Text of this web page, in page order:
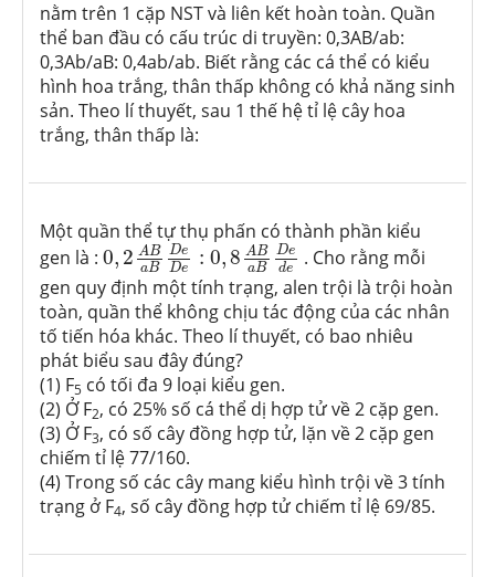
nằm trên 1 cặp NST và liên kết hoàn toàn. Quần
thể ban đầu có cấu trúc di truyền: 0,3AB/ab:
0,3Ab/aB: 0,4ab/ab. Biết rằng các cá thể có kiểu
hình hoa trắng, thân thấp không có khả năng sinh
sản. Theo lí thuyết, sau 1 thế hệ tỉ lệ cây hoa
trắng, thân thấp là:
Một quần thể tự thụ phấn có thành phần kiểu
gen là : 0, 2 AB
aB
De
De : 0,8 AB
aB
De
de
0,2ABaBDeDe:0,8ABaBDede
. Cho rằng mỗi
gen quy định một tính trạng, alen trội là trội hoàn
toàn, quần thể không chịu tác động của các nhân
tố tiến hóa khác. Theo lí thuyết, có bao nhiêu
phát biểu sau đây đúng?
(1) F5 có tối đa 9 loại kiểu gen.
(2) Ở F2, có 25% số cá thể dị hợp tử về 2 cặp gen.
(3) Ở F3, có số cây đồng hợp tử, lặn về 2 cặp gen
chiếm tỉ lệ 77/160.
(4) Trong số các cây mang kiểu hình trội về 3 tính
trạng ở F4, số cây đồng hợp tử chiếm tỉ lệ 69/85.